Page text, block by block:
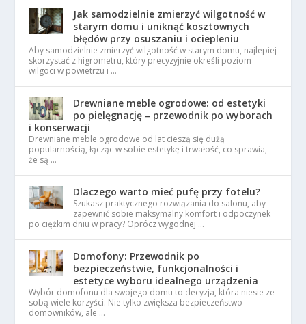
Jak samodzielnie zmierzyć wilgotność w
starym domu i uniknąć kosztownych
błędów przy osuszaniu i ociepleniu
Aby samodzielnie zmierzyć wilgotność w starym domu, najlepiej
skorzystać z higrometru, który precyzyjnie określi poziom
wilgoci w powietrzu i …
Drewniane meble ogrodowe: od estetyki
po pielęgnację – przewodnik po wyborach
i konserwacji
Drewniane meble ogrodowe od lat cieszą się dużą
popularnością, łącząc w sobie estetykę i trwałość, co sprawia,
że są …
Dlaczego warto mieć pufę przy fotelu?
Szukasz praktycznego rozwiązania do salonu, aby
zapewnić sobie maksymalny komfort i odpoczynek
po ciężkim dniu w pracy? Oprócz wygodnej …
Domofony: Przewodnik po
bezpieczeństwie, funkcjonalności i
estetyce wyboru idealnego urządzenia
Wybór domofonu dla swojego domu to decyzja, która niesie ze
sobą wiele korzyści. Nie tylko zwiększa bezpieczeństwo
domowników, ale …